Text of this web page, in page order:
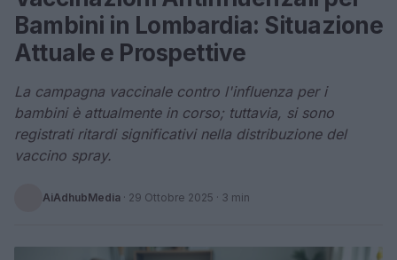
Bambini in Lombardia: Situazione
Attuale e Prospettive
La campagna vaccinale contro l'influenza per i
bambini è attualmente in corso; tuttavia, si sono
registrati ritardi significativi nella distribuzione del
vaccino spray.
AiAdhubMedia · 29 Ottobre 2025 · 3 min